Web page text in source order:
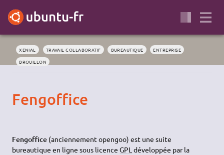
XENIAL TRAVAIL COLLABORATIF BUREAUTIQUE
ENTREPRISE
BROUILLON
Fengoffice
Fengoffice (anciennement opengoo) est une suite
bureautique en ligne sous licenceGPL développée par la